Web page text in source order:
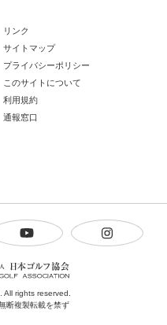
リンク
サイトマップ
プライバシーポリシー
このサイトについて
利用規約
通報窓口
rights reserved.
断複製転載を禁ず